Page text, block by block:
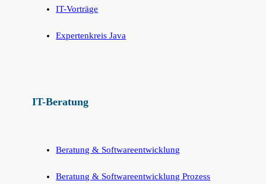
IT-Vorträge
Expertenkreis Java
IT-Beratung
Beratung & Softwareentwicklung
Beratung & Softwareentwicklung Prozess